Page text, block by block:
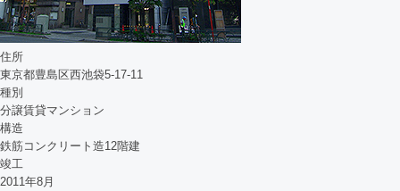
住所
東京都豊島区西池袋5-17-11
種別
分譲賃貸マンション
構造
鉄筋コンクリート造12階建
竣工
2011年8月